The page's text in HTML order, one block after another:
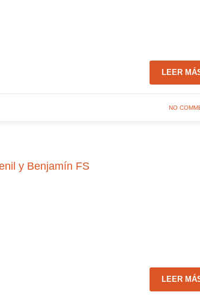
LEER
NO
y Benjamín FS
LEER